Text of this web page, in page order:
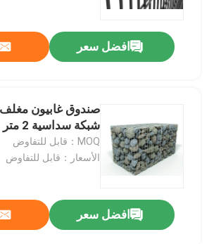
افضل سعر
شبكة سداسية 2 متر - 6 متر
MOQ：قابل للتفاوض
الأسعار：قابل للتفاوض
افضل سعر